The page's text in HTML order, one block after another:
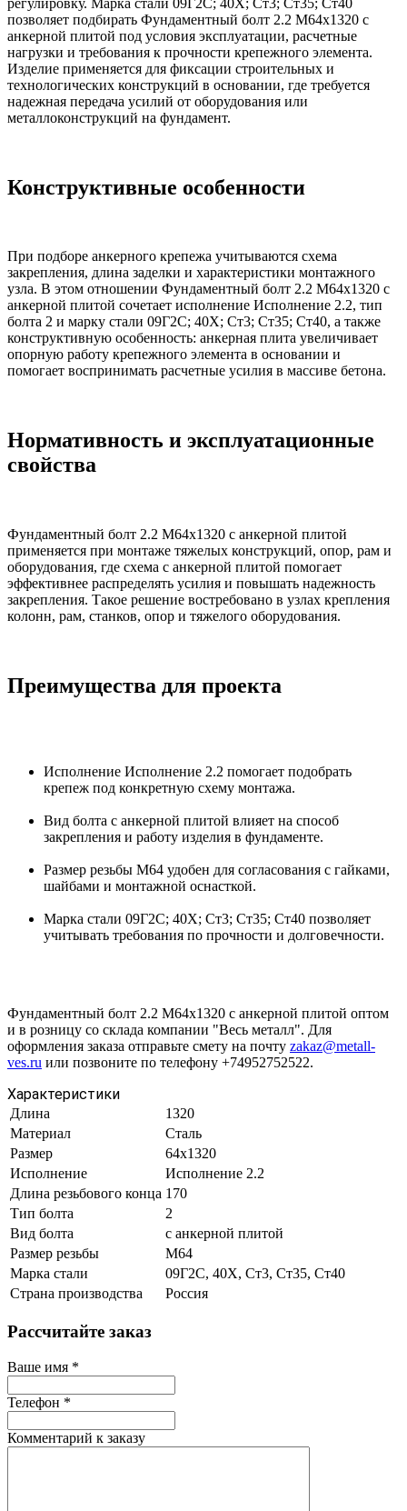
позволяет подбирать Фундаментный болт 2.2 М64х1320 с
анкерной плитой под условия эксплуатации, расчетные
нагрузки и требования к прочности крепежного элемента.
Изделие применяется для фиксации строительных и
технологических конструкций в основании, где требуется
надежная передача усилий от оборудования или
металлоконструкций на фундамент.
Конструктивные особенности
При подборе анкерного крепежа учитываются схема
закрепления, длина заделки и характеристики монтажного
узла. В этом отношении Фундаментный болт 2.2 М64х1320 с
анкерной плитой сочетает исполнение Исполнение 2.2, тип
болта 2 и марку стали 09Г2С; 40Х; Ст3; Ст35; Ст40, а также
конструктивную особенность: анкерная плита увеличивает
опорную работу крепежного элемента в основании и
помогает воспринимать расчетные усилия в массиве бетона.
Нормативность и эксплуатационные
свойства
Фундаментный болт 2.2 М64х1320 с анкерной плитой
применяется при монтаже тяжелых конструкций, опор, рам и
оборудования, где схема с анкерной плитой помогает
эффективнее распределять усилия и повышать надежность
закрепления. Такое решение востребовано в узлах крепления
колонн, рам, станков, опор и тяжелого оборудования.
Преимущества для проекта
Исполнение Исполнение 2.2 помогает подобрать
крепеж под конкретную схему монтажа.
Вид болта с анкерной плитой влияет на способ
закрепления и работу изделия в фундаменте.
Размер резьбы М64 удобен для согласования с гайками,
шайбами и монтажной оснасткой.
Марка стали 09Г2С; 40Х; Ст3; Ст35; Ст40 позволяет
учитывать требования по прочности и долговечности.
Фундаментный болт 2.2 М64х1320 с анкерной плитой оптом
и в розницу со склада компании "Весь металл". Для
оформления заказа отправьте смету на почту zakaz@metall-
ves.ru или позвоните по телефону +74952752522.
Характеристики
Длина
1320
Материал
Сталь
Размер
64х1320
Исполнение
Исполнение 2.2
Длина резьбового конца 170
Тип болта
2
Вид болта
с анкерной плитой
Размер резьбы
М64
Марка стали
09Г2С, 40Х, Ст3, Ст35, Ст40
Страна производства
Россия
Рассчитайте заказ
Ваше имя *
Телефон *
Комментарий к заказу